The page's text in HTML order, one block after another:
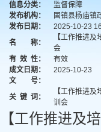
信息分类：
监督保障
发布机构：
固镇县杨庙镇
发布日期：
2025-10-23
名 称：
【工作推进
会
有 效 性：
有效
成文日期：
2025-10-23
文 号：
关 键 词：
【工作推进
训会
【工作推进及